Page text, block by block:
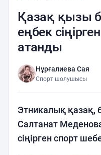
Қазақ қызы
еңбек
атанды
Нұрғалиева Сая
Спорт шолушысы
Этникалық қазақ,
Салтанат
сіңірген спорт